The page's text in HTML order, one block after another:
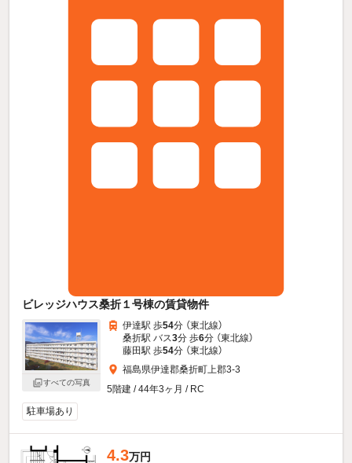
ビレッジハウス桑折１号棟の賃貸物件
すべての写真
伊達駅 歩54分 （東北線）
桑折駅 バス3分 歩6分 （東北線）
藤田駅 歩54分 （東北線）
福島県伊達郡桑折町上郡3-3
5階建 / 44年3ヶ月 / RC
駐車場あり
4.3万円